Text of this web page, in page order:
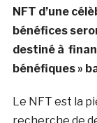
NFT d’une
bénéfices
destiné à
bénéfiques »
Le NFT est la